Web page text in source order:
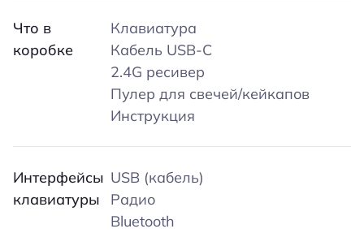
Что в
коробке
Клавиатура
Кабель USB-C
2.4G ресивер
Пулер для свечей/кейкапов
Инструкция
Интерфейсы
клавиатуры
USB (кабель)
Радио
Bluetooth